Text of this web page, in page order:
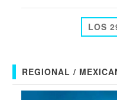
LOS
REGIONAL /